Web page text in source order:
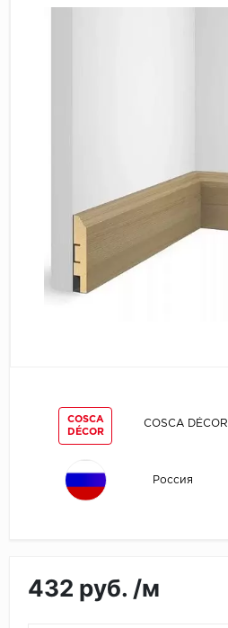
COSCA
DÉCOR
COSCA DÉCOR
Россия
432 руб. /м